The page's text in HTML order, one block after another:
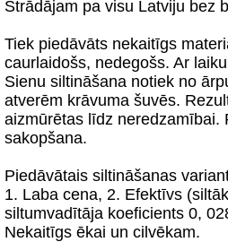
Strādājam pa visu Latviju bez
Tiek piedāvāts nekaitīgs
caurlaidošs, nedegošs. Ar
Sienu siltināšana notiek no
atverēm krāvuma šuvēs.
aizmūrētas līdz neredzamībai.
sakopšana.
Piedāvātais siltināšanas
1. Laba cena, 2. Efektīvs
siltumvadītāja koeficients 0,
Nekaitīgs ēkai un cilvēkam.